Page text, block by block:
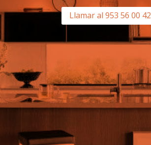
Llamar al 953 56 00 42